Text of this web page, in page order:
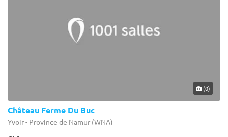
(0)
Château Ferme Du Buc
Yvoir - Province de Namur (WNA)